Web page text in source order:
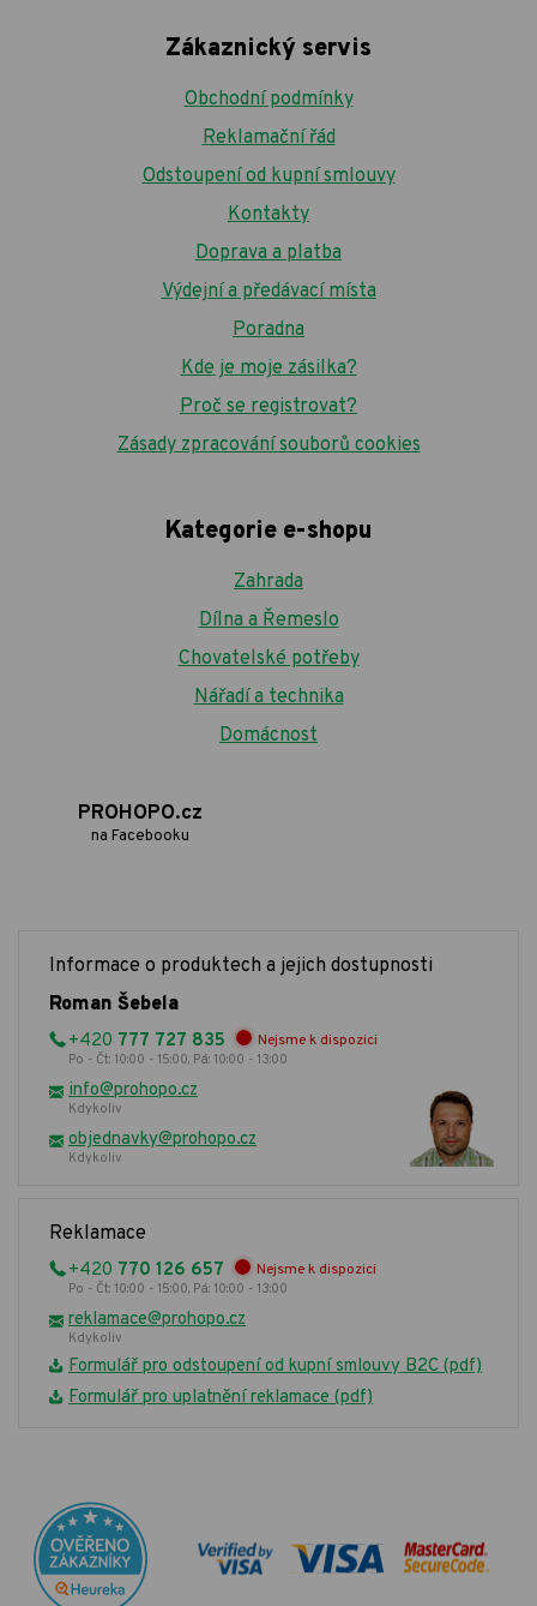
Zákaznický servis
Obchodní podmínky
Reklamační řád
Odstoupení od kupní smlouvy
Kontakty
Doprava a platba
Výdejní a předávací místa
Poradna
Kde je moje zásilka?
Proč se registrovat?
Zásady zpracování souborů cookies
Kategorie e-shopu
Zahrada
Dílna a Řemeslo
Chovatelské potřeby
Nářadí a technika
Domácnost
PROHOPO.cz
na Facebooku
Informace o produktech a jejich dostupnosti
Roman Šebela
+420 777 727 835 Nejsme k dispozici
Po - Čt: 10:00 - 15:00, Pá: 10:00 - 13:00
info@prohopo.cz
Kdykoliv
objednavky@prohopo.cz
Kdykoliv
Reklamace
+420 770 126 657 Nejsme k dispozici
Po - Čt: 10:00 - 15:00, Pá: 10:00 - 13:00
reklamace@prohopo.cz
Kdykoliv
Formulář pro odstoupení od kupní smlouvy B2C (pdf)
Formulář pro uplatnění reklamace (pdf)